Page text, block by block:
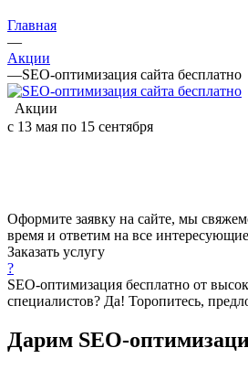
Главная
—
Акции
—SEO-оптимизация сайта бесплатно
Акции
с 13 мая по 15 сентября
Оформите заявку на сайте, мы
время и ответим на все
Заказать услугу
?
SEO-оптимизация бесплатно от
специалистов? Да! Торопитесь,
Дарим SEO-